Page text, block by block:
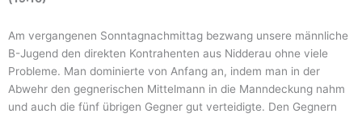
Am vergangenen Sonntagnachmittag bezwang unsere männliche
B-Jugend den direkten Kontrahenten aus Nidderau ohne viele
Probleme. Man dominierte von Anfang an, indem man in der
Abwehr den gegnerischen Mittelmann in die Manndeckung nahm
und auch die fünf übrigen Gegner gut verteidigte. Den Gegnern